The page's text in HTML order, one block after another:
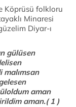
Köprüsü folkloru
Minaresi
Diyar-ı
gülüsen
malımsan
aman
aman.( 1 )